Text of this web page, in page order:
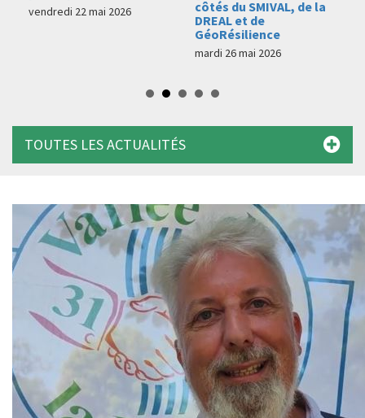
côtés du SMIVAL, de la
DREAL et de
mardi 23 juin 2026
TOUTES LES ACTUALITÉS